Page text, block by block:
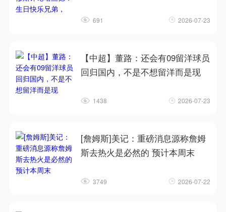
691 2026-07-23
【中超】董路：还会有09留洋球员
回归国内，不是不想留洋而是现
1438 2026-07-23
[詹姆斯]美记：重磅消息源称詹姆
斯去热火是必然的 预计本周末
3749 2026-07-22